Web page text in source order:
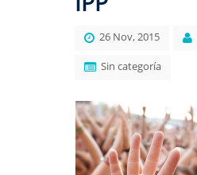
26 Nov, 2015
Sin categoría